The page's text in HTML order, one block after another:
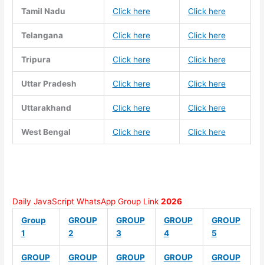
Tamil Nadu Click here Click here
Telangana Click here Click here
Tripura Click here Click here
Uttar Pradesh Click here Click here
Uttarakhand Click here Click here
West Bengal Click here Click here
Daily JavaScript WhatsApp Group Link2026
Group
1
GROUP
2
GROUP
3
GROUP
4
GROUP
5
GROUP
GROUP
GROUP
GROUP
GROUP